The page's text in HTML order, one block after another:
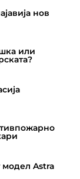
нов
или
модел Astra